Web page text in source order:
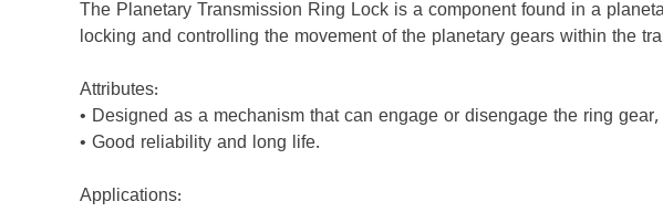
The Planetary Transmission Ring Lock is a component found in a
locking and controlling the movement of the planetary gears within the
Attributes:
• Designed as a mechanism that can engage or disengage the ring gear,
• Good reliability and long life.
Applications: